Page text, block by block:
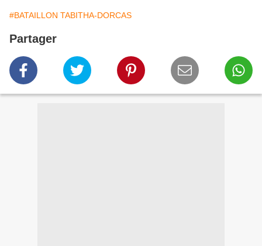
#BATAILLON TABITHA-DORCAS
Partager